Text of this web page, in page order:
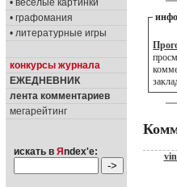
• веселые картинки
• графомания
• литературные игры
конкурсы журнала
ЕЖЕДНЕВНИК
лента комментариев
мегарейтинг
искать в Я ndex'е: